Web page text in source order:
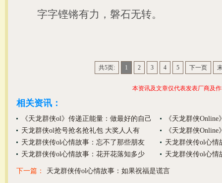
字字铿锵有力，磐石无转。
共5页: 1 2 3 4 5 下一页
本资讯及文章仅代表发表厂商及
相关资讯：
《天龙群侠ol》传递正能量：做最好的自己
《天龙群侠
天龙群侠ol抢号抢名抢礼包 大奖人人有
《天龙群侠
天龙群侠传ol心情故事：忘不了那些朋友
天龙群侠传ol心情
天龙群侠传ol心情故事：花开花落知多少
天龙群侠传ol心情
下一篇： 天龙群侠传ol心情故事：如果祝福是谎言